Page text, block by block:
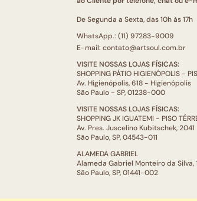
De Segunda a Sexta, das 10h às 17h
WhatsApp.: (11) 97283-9009
E-mail: contato@artsoul.com.br
VISITE NOSSAS LOJAS FÍSICAS:
SHOPPING PÁTIO HIGIENÓPOLIS -
Av. Higienópolis, 618 - Higienópolis
São Paulo - SP, 01238-000
VISITE NOSSAS LOJAS FÍSICAS:
SHOPPING JK IGUATEMI - PISO
Av. Pres. Juscelino Kubitschek, 2041
São Paulo, SP, 04543-011
ALAMEDA GABRIEL
Alameda Gabriel Monteiro da Silva,
São Paulo, SP, 01441-002